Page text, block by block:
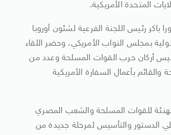
المتحدة الأمريكية.
باكر رئيس اللجنة الفرعية لشئون أوروبا
بمجلس النواب الأمريكي. وحضر اللقاء
أركان حرب القوات المسلحة وعدد من
والقائم بأعمال السفارة الأمريكية
للقوات المسلحة والشعب المصري
الدستور والتأسيس لمرحلة جديدة من